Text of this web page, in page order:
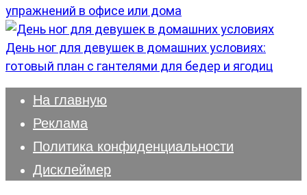
упражнений в офисе или дома
День ног для девушек в домашних условиях:
готовый план с гантелями для бедер и ягодиц
На главную
Реклама
Политика конфиденциальности
Дисклеймер